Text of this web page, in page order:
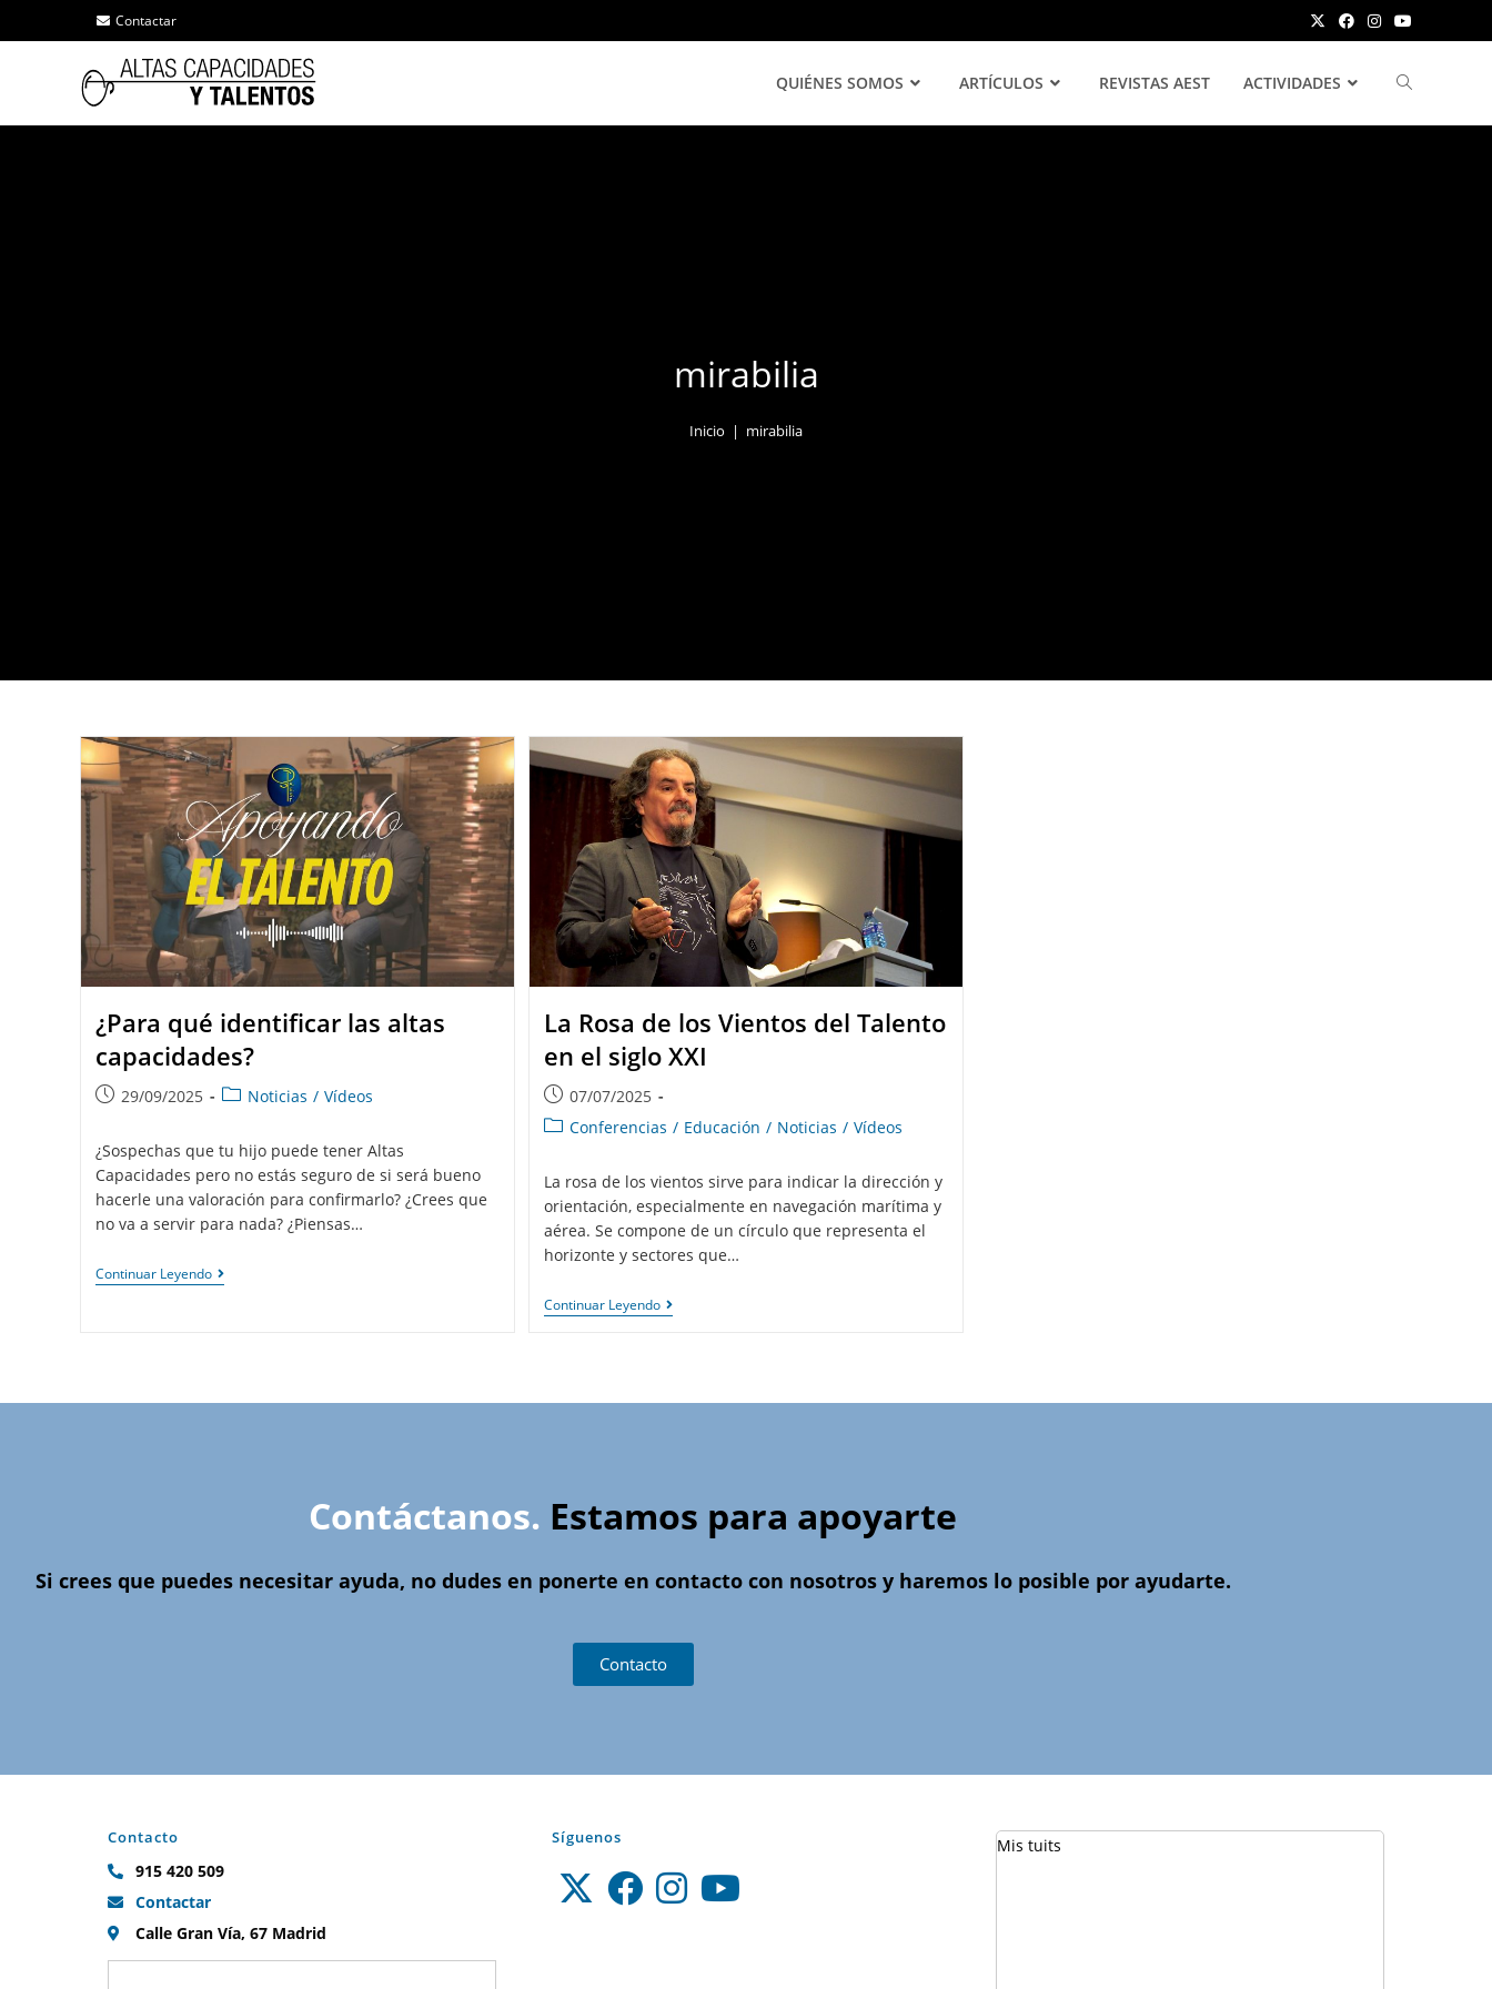
Contactar
QUIÉNES SOMOS ARTÍCULOS REVISTAS AEST ACTIVIDADES
mirabilia
Inicio | mirabilia
¿Para qué identificar las altas
capacidades?
29/09/2025 Noticias / Vídeos
¿Sospechas que tu hijo puede tener Altas
Capacidades pero no estás seguro de si será bueno
hacerle una valoración para confirmarlo? ¿Crees que
no va a servir para nada? ¿Piensas…
Continuar Leyendo
La Rosa de los Vientos del Talento
en el siglo XXI
07/07/2025
Conferencias / Educación / Noticias / Vídeos
La rosa de los vientos sirve para indicar la dirección y
orientación, especialmente en navegación marítima y
aérea. Se compone de un círculo que representa el
horizonte y sectores que…
Continuar Leyendo
Contáctanos. Estamos para apoyarte
Si crees que puedes necesitar ayuda, no dudes en ponerte en contacto con nosotros y haremos lo posible por ayudarte.
Contacto
Contacto
915 420 509
Contactar
Calle Gran Vía, 67 Madrid
Síguenos Mis tuits